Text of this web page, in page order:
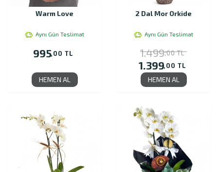
Warm Love
Aynı Gün Teslimat
995,00 TL
HEMEN AL
2 Dal Mor Orkide
Aynı Gün Teslimat
1.499,00 TL
1.399,00 TL
HEMEN AL